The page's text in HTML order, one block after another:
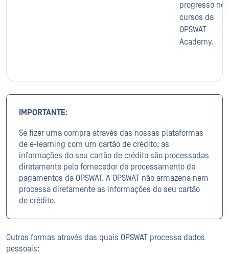
progresso nos
cursos da
OPSWAT
Academy.
IMPORTANTE:
Se fizer uma compra através das nossas plataformas
de e-learning com um cartão de crédito, as
informações do seu cartão de crédito são processadas
diretamente pelo fornecedor de processamento de
pagamentos da OPSWAT. A OPSWAT não armazena nem
processa diretamente as informações do seu cartão
de crédito.
Outras formas através das quais OPSWAT processa dados
pessoais: